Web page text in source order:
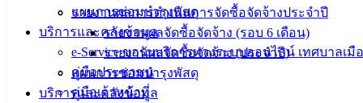
แผนการซ่อมบำรุงพัสดุ
บริการและคลังข้อมูล
e-Service ขอรับบริการทางระบบออนไลน์ เทศบาลเมื
คู่มือประชาชน
คู่มือเจ้าหน้าที่
รายงานผลการดำเนินการจัดซื้อจัดจ้างประจำปี
รายงานผลจัดซื้อจัดจ้าง (รอบ 6 เดือน)
รายงานผลจัดซื้อจัดจ้าง (ประจำปี)
แผนการซ่อมบำรุงพัสดุ
บริการและคลังข้อมูล
บริการ
ประชาชน